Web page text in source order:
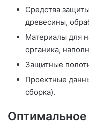
Средства
древесины,
Материалы для
органика,
Защитные
Проектные
сборка).